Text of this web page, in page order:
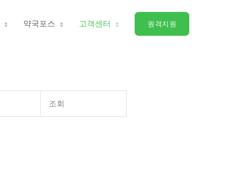
약국포스 고객센터 원격지원
조회